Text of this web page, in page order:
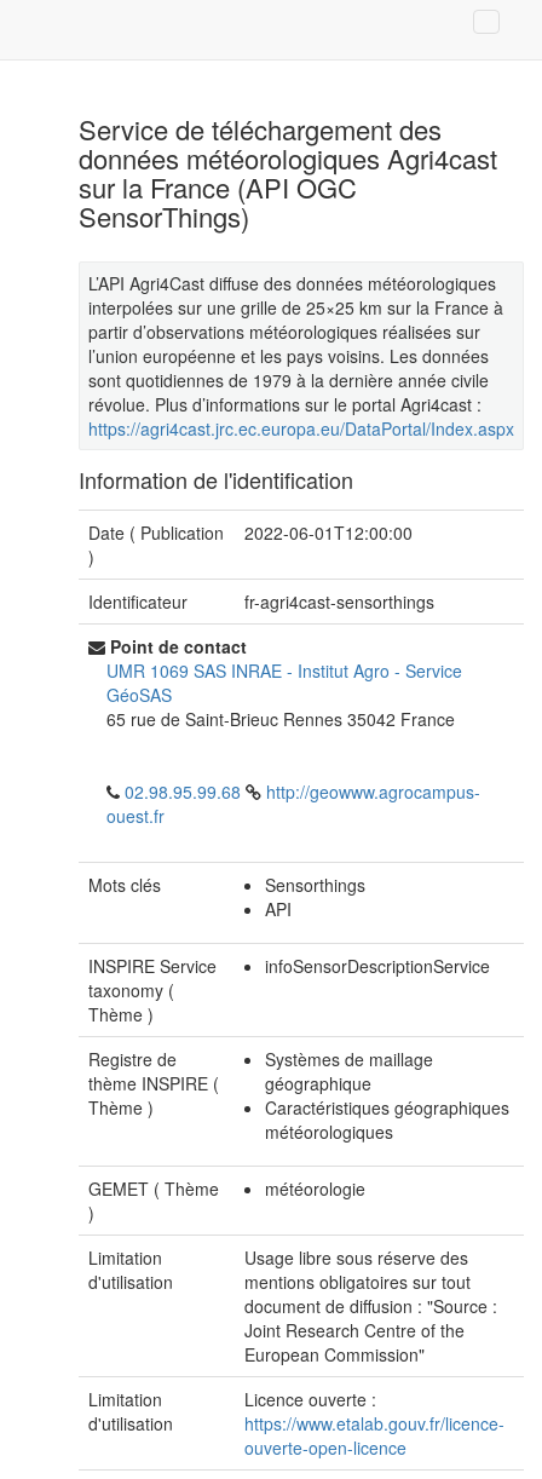
Service de téléchargement des
données météorologiques Agri4cast
sur la France (API OGC
SensorThings)
L’API Agri4Cast diffuse des données météorologiques
interpolées sur une grille de 25×25 km sur la France à
partir d’observations météorologiques réalisées sur
l’union européenne et les pays voisins. Les données
sont quotidiennes de 1979 à la dernière année civile
révolue. Plus d’informations sur le portal Agri4cast :
https://agri4cast.jrc.ec.europa.eu/DataPortal/Index.aspx
Information de l'identification
Date ( Publication
)
2022-06-01T12:00:00
Identificateur
fr-agri4cast-sensorthings
Point de contact
UMR 1069 SAS INRAE - Institut Agro - Service
GéoSAS
65 rue de Saint-Brieuc Rennes 35042 France
02.98.95.99.68
http://geowww.agrocampus-
ouest.fr
Mots clés
Sensorthings
API
INSPIRE Service
taxonomy (
Thème )
infoSensorDescriptionService
Registre de
thème INSPIRE (
Thème )
Systèmes de maillage
géographique
Caractéristiques géographiques
météorologiques
GEMET ( Thème
)
météorologie
Limitation
d'utilisation
Usage libre sous réserve des
mentions obligatoires sur tout
document de diffusion : "Source :
Joint Research Centre of the
European Commission"
Limitation
d'utilisation
Licence ouverte :
https://www.etalab.gouv.fr/licence-
ouverte-open-licence